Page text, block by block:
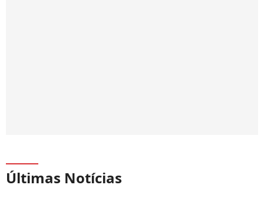
Últimas Notícias